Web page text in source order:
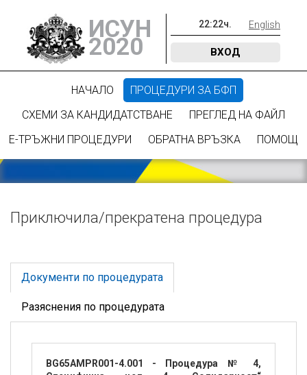
ИСУН
2020
22:22ч. English
ВХОД
НАЧАЛО
ПРОЦЕДУРИ ЗА БФП
СХЕМИ ЗА КАНДИДАТСТВАНЕ
ПРЕГЛЕД НА ФАЙЛ
Е-ТРЪЖНИ ПРОЦЕДУРИ
ОБРАТНА ВРЪЗКА ПОМОЩ
Приключилa/прекратена процедура
Документи по процедурата
Разяснения по процедурата
BG65AMPR001-4.001 - Процедура № 4,